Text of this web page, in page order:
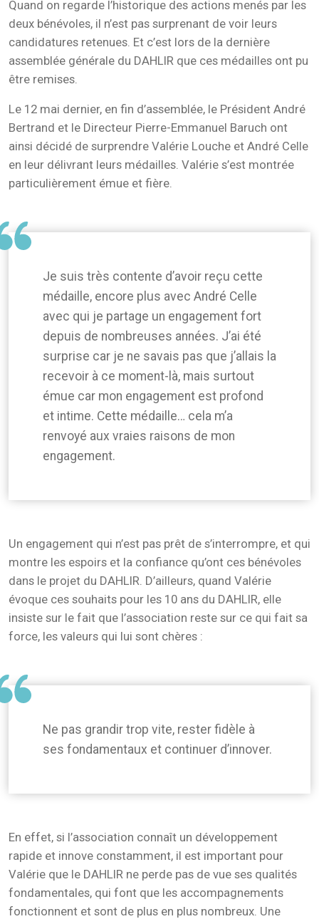
Quand on regarde l’historique des actions menés par les
deux bénévoles, il n’est pas surprenant de voir leurs
candidatures retenues. Et c’est lors de la dernière
assemblée générale du DAHLIR que ces médailles ont pu
être remises.
Le 12 mai dernier, en fin d’assemblée, le Président André
Bertrand et le Directeur Pierre-Emmanuel Baruch ont
ainsi décidé de surprendre Valérie Louche et André Celle
en leur délivrant leurs médailles. Valérie s’est montrée
particulièrement émue et fière.
Je suis très contente d’avoir reçu cette
médaille, encore plus avec André Celle
avec qui je partage un engagement fort
depuis de nombreuses années. J’ai été
surprise car je ne savais pas que j’allais la
recevoir à ce moment-là, mais surtout
émue car mon engagement est profond
et intime. Cette médaille… cela m’a
renvoyé aux vraies raisons de mon
engagement.
Un engagement qui n’est pas prêt de s’interrompre, et qui
montre les espoirs et la confiance qu’ont ces bénévoles
dans le projet du DAHLIR. D’ailleurs, quand Valérie
évoque ces souhaits pour les 10 ans du DAHLIR, elle
insiste sur le fait que l’association reste sur ce qui fait sa
force, les valeurs qui lui sont chères :
Ne pas grandir trop vite, rester fidèle à
ses fondamentaux et continuer d’innover.
En effet, si l’association connaît un développement
rapide et innove constamment, il est important pour
Valérie que le DAHLIR ne perde pas de vue ses qualités
fondamentales, qui font que les accompagnements
fonctionnent et sont de plus en plus nombreux. Une